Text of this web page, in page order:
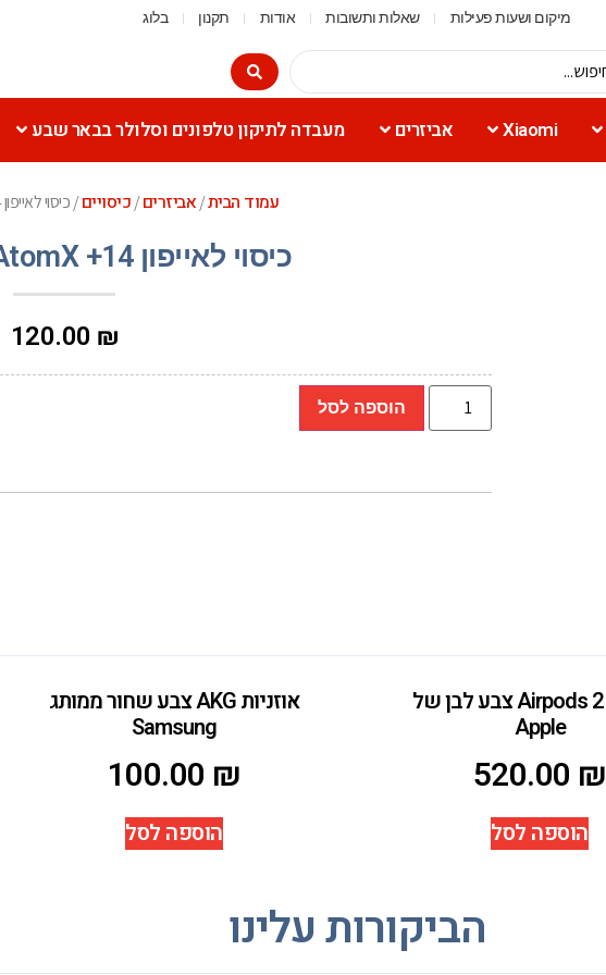
מיקום ושעות פעילות שאלות ותשובות אודות תקנון בלוג
Xiaomi אביזרים מעבדה לתיקון טלפונים וסלולר בבאר שבע
עמוד הבית/אביזרים/כיסויים/ כיסוי לאייפון 14+ Toiko AtomX שקוף
כיסוי לאייפון 14+ Toiko AtomX שקוף
120.00 ₪
הוספה לסל
אוזניות Airpods 2 צבע לבן של
Apple
520.00 ₪
הוספה לסל
אוזניות AKG צבע שחור ממותג
Samsung
100.00 ₪
הוספה לסל
הביקורות עלינו